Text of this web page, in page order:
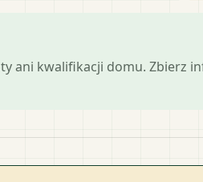
ani kwalifikacji domu. Zbierz